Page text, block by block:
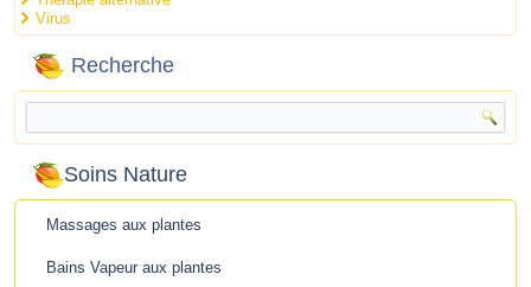
Virus
Recherche
Soins Nature
Massages aux plantes
Bains Vapeur aux plantes